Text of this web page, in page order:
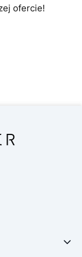
ofercie!